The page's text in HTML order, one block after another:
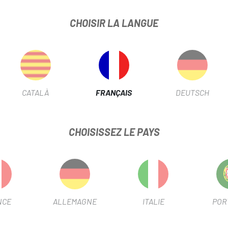
SPORTFUL
SOLDES
CHOISIR LA LANGUE
CATALÀ FRANÇAIS DEUTSCH
CHOISISSEZ LE PAYS
ALLEMAGNE ITALIE